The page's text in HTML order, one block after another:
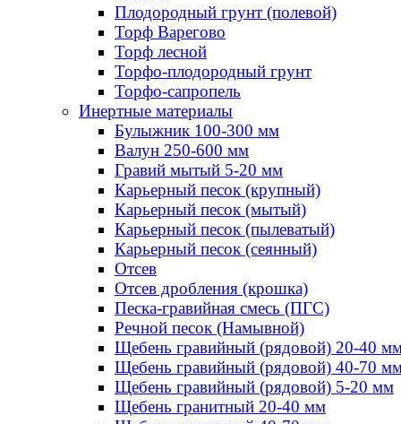
Плодородный грунт (полевой)
Торф Варегово
Торф лесной
Торфо-плодородный грунт
Торфо-сапропель
Инертные материалы
Булыжник 100-300 мм
Валун 250-600 мм
Гравий мытый 5-20 мм
Карьерный песок (крупный)
Карьерный песок (мытый)
Карьерный песок (пылеватый)
Карьерный песок (сеянный)
Отсев
Отсев дробления (крошка)
Песка-гравийная смесь (ПГС)
Речной песок (Намывной)
Щебень гравийный (рядовой) 20-40
Щебень гравийный (рядовой) 40-70
Щебень гравийный (рядовой) 5-20 мм
Щебень гранитный 20-40 мм